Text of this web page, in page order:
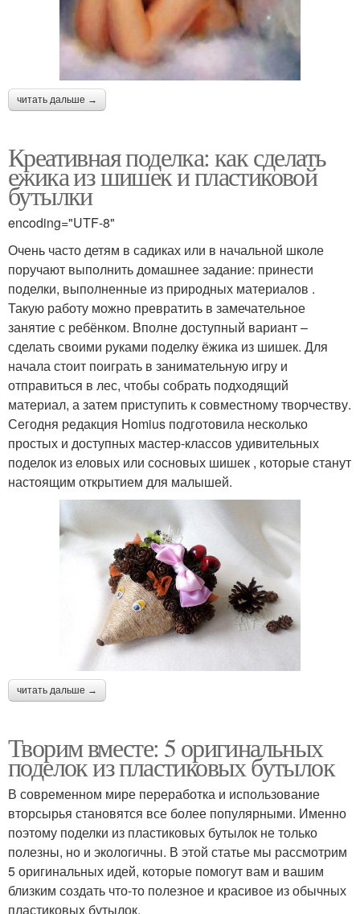
читать дальше →
Креативная поделка: как сделать
ежика из шишек и пластиковой
бутылки
encoding="UTF-8"
Очень часто детям в садиках или в начальной школе
поручают выполнить домашнее задание: принести
поделки, выполненные из природных материалов .
Такую работу можно превратить в замечательное
занятие с ребёнком. Вполне доступный вариант –
сделать своими руками поделку ёжика из шишек. Для
начала стоит поиграть в занимательную игру и
отправиться в лес, чтобы собрать подходящий
материал, а затем приступить к совместному творчеству.
Сегодня редакция Homius подготовила несколько
простых и доступных мастер-классов удивительных
поделок из еловых или сосновых шишек , которые станут
настоящим открытием для малышей.
читать дальше →
Творим вместе: 5 оригинальных
поделок из пластиковых бутылок
В современном мире переработка и использование
вторсырья становятся все более популярными. Именно
поэтому поделки из пластиковых бутылок не только
полезны, но и экологичны. В этой статье мы рассмотрим
5 оригинальных идей, которые помогут вам и вашим
близким создать что-то полезное и красивое из обычных
пластиковых бутылок.